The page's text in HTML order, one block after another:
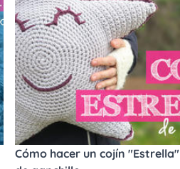
Cómo hacer un cojín "Estrella"